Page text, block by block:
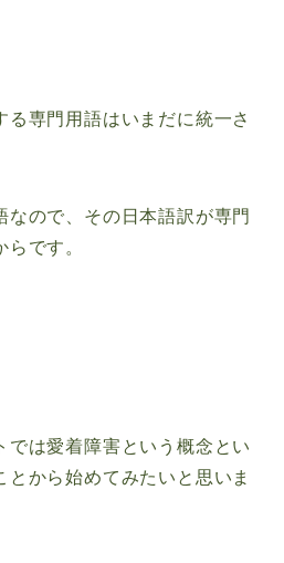
る専門用語はいまだに統一さ
なので、その日本語訳が専門
です。
では愛着障害という概念とい
とから始めてみたいと思いま